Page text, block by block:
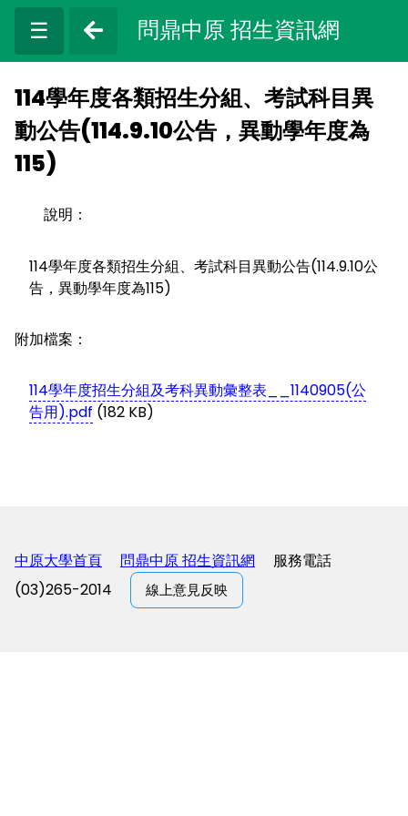
☰ 問鼎中原 招生資訊網
114學年度各類招生分組、考試科目異
動公告(114.9.10公告，異動學年度為
115)
說明：
114學年度各類招生分組、考試科目異動公告(114.9.10公
告，異動學年度為115)
附加檔案：
114學年度招生分組及考科異動彙整表__1140905(公
告用).pdf (182 KB)
中原大學首頁 問鼎中原 招生資訊網
服務電話
(03)265-2014
線上意見反映